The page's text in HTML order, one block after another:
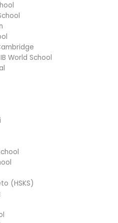
World School
(HSKS)